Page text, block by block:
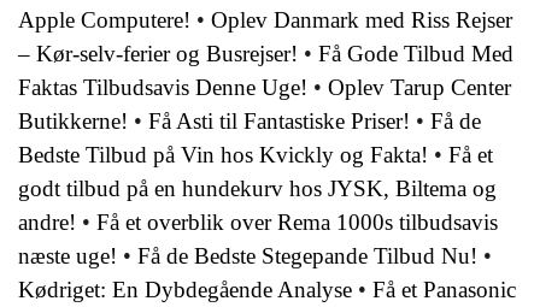
Apple Computere! • Oplev Danmark med Riss Rejser
– Kør-selv-ferier og Busrejser! • Få Gode Tilbud Med
Faktas Tilbudsavis Denne Uge! • Oplev Tarup Center
Butikkerne! • Få Asti til Fantastiske Priser! • Få de
Bedste Tilbud på Vin hos Kvickly og Fakta! • Få et
godt tilbud på en hundekurv hos JYSK, Biltema og
andre! • Få et overblik over Rema 1000s tilbudsavis
næste uge! • Få de Bedste Stegepande Tilbud Nu! •
Kødriget: En Dybdegående Analyse • Få et Panasonic